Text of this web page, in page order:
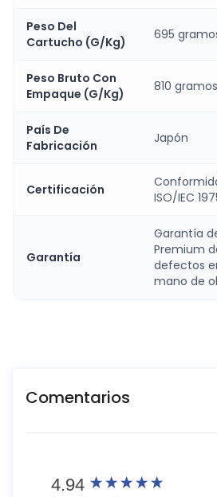
Peso Del
Cartucho (G/Kg)
695
Peso Bruto Con
Empaque (G/Kg)
810 gramos
País De
Fabricación
Japón
Certificación
ISO/IEC
Garantía
Garantía
Premium
defectos
mano de
Comentarios
4.94
New content loaded